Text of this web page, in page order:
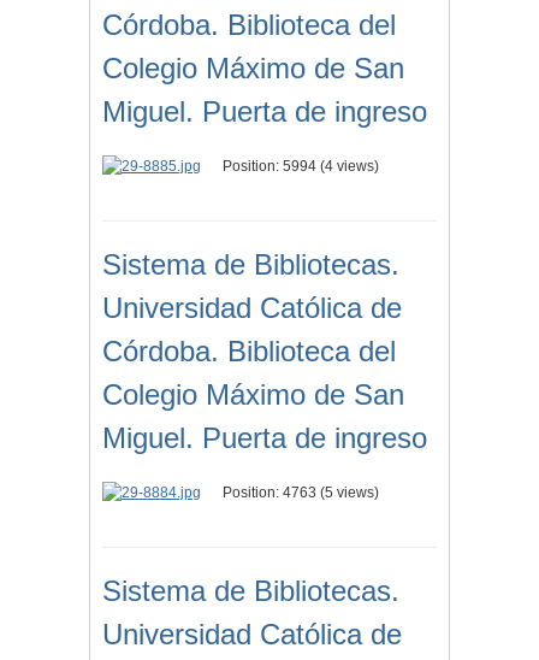
Córdoba. Biblioteca del
Colegio Máximo de San
Miguel. Puerta de ingreso
Position: 5994 (4 views)
Sistema de Bibliotecas.
Universidad Católica de
Córdoba. Biblioteca del
Colegio Máximo de San
Miguel. Puerta de ingreso
Position: 4763 (5 views)
Sistema de Bibliotecas.
Universidad Católica de